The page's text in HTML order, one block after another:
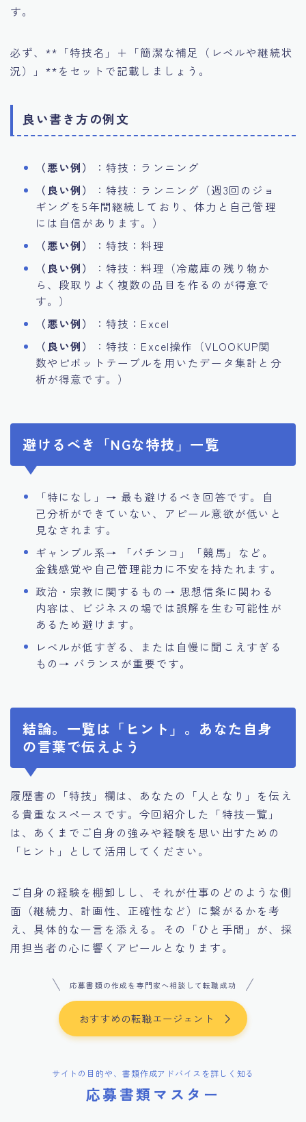
す。
必ず、**「特技名」＋「簡潔な補足（レベルや継続状
況）」**をセットで記載しましょう。
良い書き方の例文
（悪い例）
：特技：ランニング
（良い例）
：特技：ランニング（週3回のジョ
ギングを5年間継続しており、体力と自己管理
には自信があります。）
（悪い例）
：特技：料理
（良い例）
：特技：料理（冷蔵庫の残り物か
ら、段取りよく複数の品目を作るのが得意で
す。）
（悪い例）
：特技：Excel
（良い例）
：特技：Excel操作（VLOOKUP関
数やピボットテーブルを用いたデータ集計と分
析が得意です。）
避けるべき「NGな特技」一覧
「特になし」→ 最も避けるべき回答です。自
己分析ができていない、アピール意欲が低いと
見なされます。
ギャンブル系→ 「パチンコ」「競馬」など。
金銭感覚や自己管理能力に不安を持たれます。
政治・宗教に関するもの→ 思想信条に関わる
内容は、ビジネスの場では誤解を生む可能性が
あるため避けます。
レベルが低すぎる、または自慢に聞こえすぎる
もの→ バランスが重要です。
結論。一覧は「ヒント」。あなた自身
の言葉で伝えよう
履歴書の「特技」欄は、あなたの「人となり」を伝え
る貴重なスペースです。今回紹介した「特技一覧」
は、あくまでご自身の強みや経験を思い出すための
「ヒント」として活用してください。
ご自身の経験を棚卸しし、それが仕事のどのような側
面（継続力、計画性、正確性など）に繋がるかを考
え、具体的な一言を添える。その「ひと手間」が、採
用担当者の心に響くアピールとなります。
応募書類の作成を専門家へ相談して転職成功
おすすめの転職エージェント
サイトの目的や、書類作成アドバイスを詳しく知る
応募書類マスター